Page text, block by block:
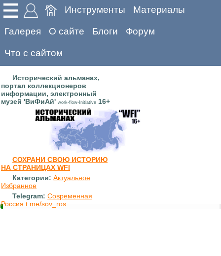
Инструменты Материалы
Галерея О сайте Блоги Форум
Что с сайтом
Исторический альманах,
портал коллекционеров
информации, электронный
музей 'ВиФиАй' work-flow-Initiative 16+
СОХРАНИ СВОЮ ИСТОРИЮ
НА СТРАНИЦАХ WFI
Категории: Актуальное
Избранное
Telegram: Современная
Россия t.me/sov_ros